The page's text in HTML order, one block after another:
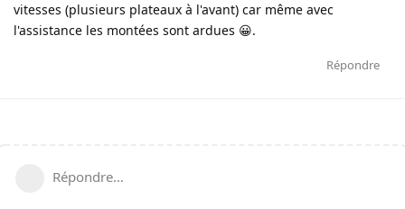
vitesses (plusieurs plateaux à l'avant) car même avec
l'assistance les montées sont ardues 😀.
Répondre
Répondre…